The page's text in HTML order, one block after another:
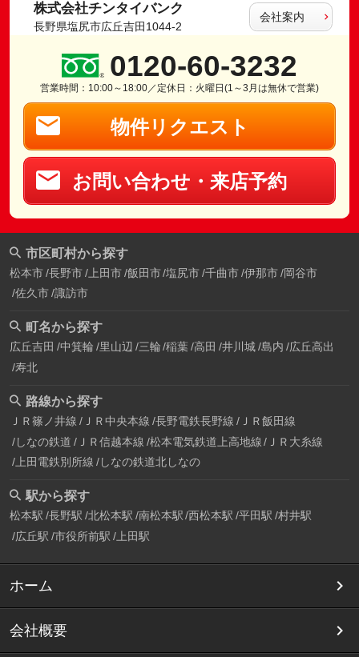
株式会社チンタイバンク
長野県塩尻市広丘吉田1044-2
会社案内
0120-60-3232
営業時間：10:00～18:00／定休日：火曜日(1～3月は無休で営業)
物件リクエスト
お問い合わせ・来店予約
市区町村から探す
松本市 長野市 上田市 飯田市 塩尻市 千曲市 伊那市 岡谷市
佐久市 諏訪市
町名から探す
広丘吉田 中箕輪 里山辺 三輪 稲葉 高田 井川城 島内 広丘高出
寿北
路線から探す
ＪＲ篠ノ井線 ＪＲ中央本線 長野電鉄長野線 ＪＲ飯田線
しなの鉄道 ＪＲ信越本線 松本電気鉄道上高地線
ＪＲ大糸線
上田電鉄別所線 しなの鉄道北しなの
駅から探す
松本駅 長野駅 北松本駅 南松本駅 西松本駅 平田駅 村井駅
広丘駅 市役所前駅 上田駅
ホーム
会社概要